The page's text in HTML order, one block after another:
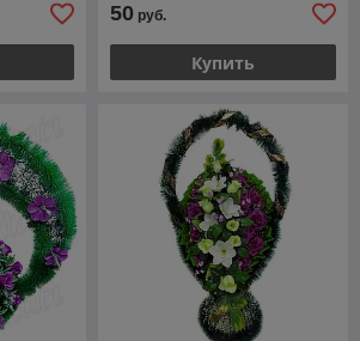
50 руб.
Купить